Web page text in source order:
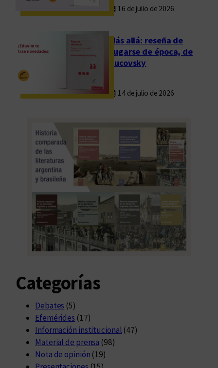
16 de julio de 2026
Más allá: reseña de
Fugarse de época, de
Rucovsky
14 de julio de 2026
Categorías
Debates (5)
Efemérides (17)
Información institucional (47)
Material de prensa (98)
Nota de opinión (19)